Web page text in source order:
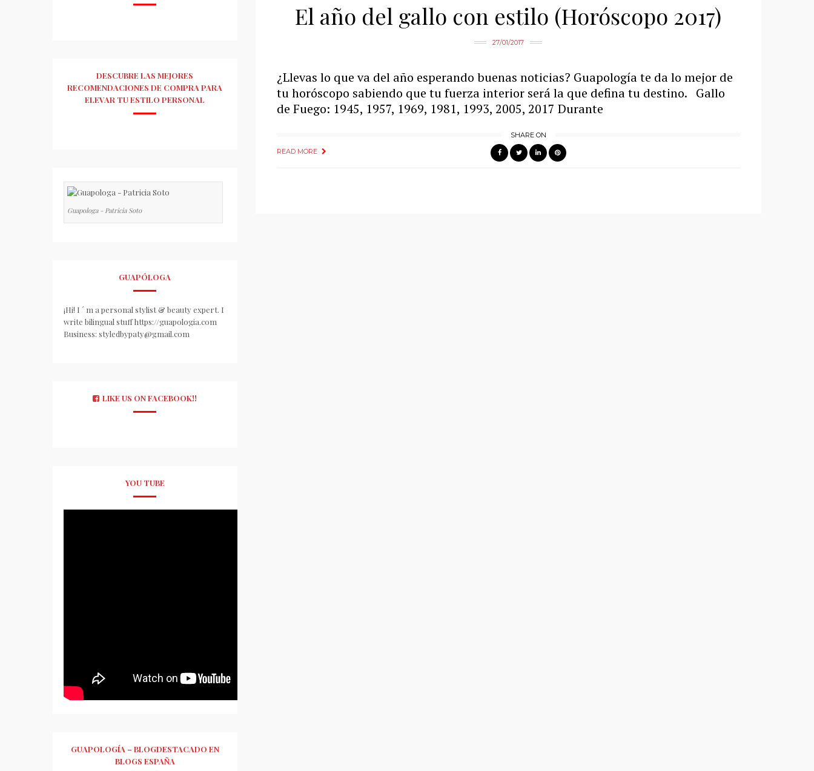
El año del gallo con estilo (Horóscopo 2017)
27/01/2017
¿Llevas lo que va del año esperando buenas noticias? Guapología te da lo mejor de
tu horóscopo sabiendo que tu fuerza interior será la que defina tu destino. Gallo
de Fuego: 1945, 1957, 1969, 1981, 1993, 2005, 2017 Durante
READ MORE
SHARE ON
DESCUBRE LAS MEJORES
RECOMENDACIONES DE COMPRA PARA
ELEVAR TU ESTILO PERSONAL
Guapologa - Patricia Soto
GUAPÓLOGA
¡Hi! I ´ m a personal stylist & beauty expert. I
write bilingual stuff https://guapologia.com
Business: styledbypaty@gmail.com
LIKE US ON FACEBOOK!!
YOU TUBE
GUAPOLOGÍA – BLOGDESTACADO EN
BLOGS ESPAÑA